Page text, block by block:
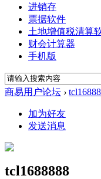
进销存
票据软件
土地增值税清算
财会计算器
手机版
商易用户论坛 ›
加为好友
发送消息
tcl1688888